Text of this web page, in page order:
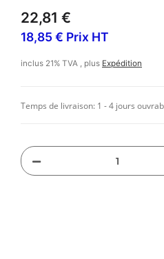
22,81 €
18,85 € Prix HT
inclus 21% TVA , plus Expédition
Temps de livraison: 1 - 4 jours